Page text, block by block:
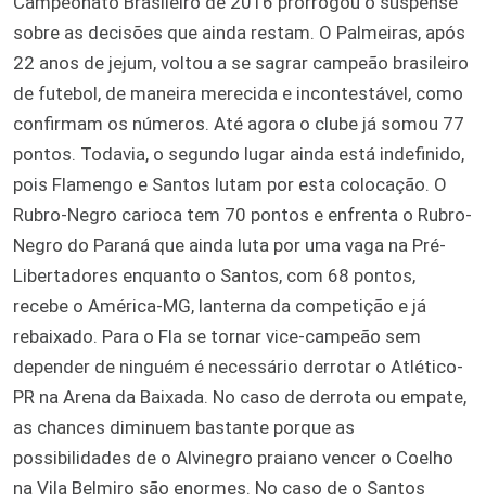
sobre as decisões que ainda restam. O Palmeiras, após
22 anos de jejum, voltou a se sagrar campeão brasileiro
de futebol, de maneira merecida e incontestável, como
confirmam os números. Até agora o clube já somou 77
pontos. Todavia, o segundo lugar ainda está indefinido,
pois Flamengo e Santos lutam por esta colocação. O
Rubro-Negro carioca tem 70 pontos e enfrenta o Rubro-
Negro do Paraná que ainda luta por uma vaga na Pré-
Libertadores enquanto o Santos, com 68 pontos,
recebe o América-MG, lanterna da competição e já
rebaixado. Para o Fla se tornar vice-campeão sem
depender de ninguém é necessário derrotar o Atlético-
PR na Arena da Baixada. No caso de derrota ou empate,
as chances diminuem bastante porque as
possibilidades de o Alvinegro praiano vencer o Coelho
na Vila Belmiro são enormes. No caso de o Santos